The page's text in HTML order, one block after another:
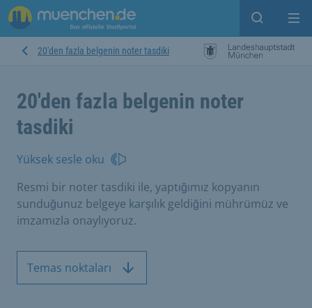
Open
20'den fazla belgenin noter tasdiki
20'den fazla belgenin noter
tasdiki
Yüksek sesle oku
Resmi bir noter tasdiki ile, yaptığımız kopyanın
sunduğunuz belgeye karşılık geldiğini mührümüz ve
imzamızla onaylıyoruz.
Temas noktaları